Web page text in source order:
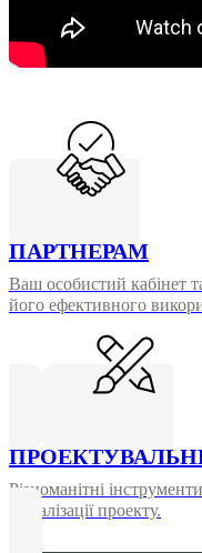
ПАРТНЕРАМ
Ваш особистий кабінет
його ефективного
Різноманітні
у реалізації проекту.